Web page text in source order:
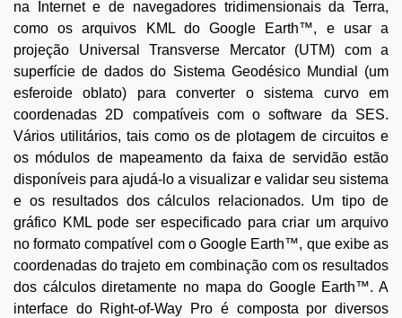
na Internet e de navegadores tridimensionais da Terra,
como os arquivos KML do Google Earth™, e usar a
projeção Universal Transverse Mercator (UTM) com a
superfície de dados do Sistema Geodésico Mundial (um
esferoide oblato) para converter o sistema curvo em
coordenadas 2D compatíveis com o software da SES.
Vários utilitários, tais como os de plotagem de circuitos e
os módulos de mapeamento da faixa de servidão estão
disponíveis para ajudá-lo a visualizar e validar seu sistema
e os resultados dos cálculos relacionados. Um tipo de
gráfico KML pode ser especificado para criar um arquivo
no formato compatível com o Google Earth™, que exibe as
coordenadas do trajeto em combinação com os resultados
dos cálculos diretamente no mapa do Google Earth™. A
interface do Right-of-Way Pro é composta por diversos